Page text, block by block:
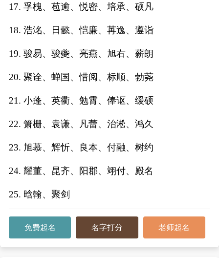
名
字
典
宝
取
名
名
打
分
生
起
名
大
起
名
17. 孚槐、苞逾、悦密、培承、硕凡
18. 浩洺、日懿、恺廉、苒逸、遵诣
19. 骏易、骏夔、亮燕、旭右、薪朗
20. 聚诠、蝉国、惜阅、标顺、勃荛
21. 小蓬、英衢、勉霄、俸讴、缓硕
22. 箫栅、袁谦、凡蕾、治淞、鸿久
23. 旭慕、辉忻、良本、付融、树约
24. 耀董、昆齐、阳郡、翊付、殿名
25. 晗翰、聚剑
免费起名 名字打分 老师起名